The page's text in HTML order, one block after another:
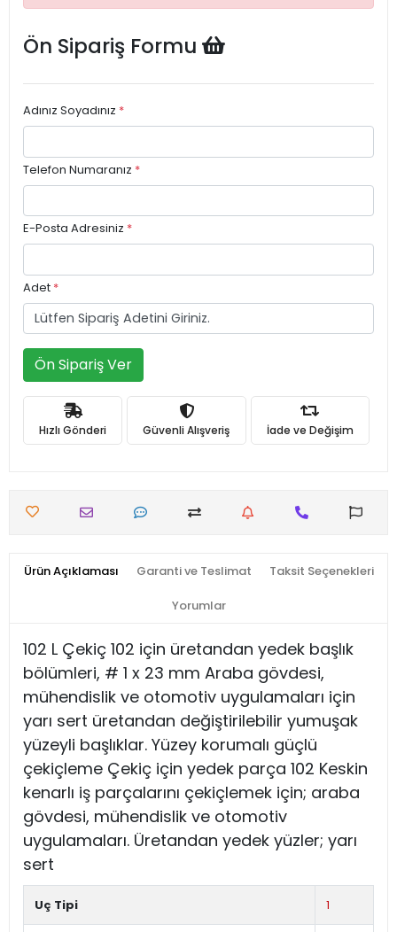
Ön Sipariş Formu
Adınız Soyadınız *
Telefon Numaranız *
E-Posta Adresiniz *
Adet *
Ön Sipariş Ver
Hızlı Gönderi Güvenli Alışveriş İade ve Değişim
Ürün Açıklaması Garanti ve Teslimat Taksit Seçenekleri
Yorumlar
102 L Çekiç 102 için üretandan yedek başlık
bölümleri, # 1 x 23 mm Araba gövdesi,
mühendislik ve otomotiv uygulamaları için
yarı sert üretandan değiştirilebilir yumuşak
yüzeyli başlıklar. Yüzey korumalı güçlü
çekiçleme Çekiç için yedek parça 102 Keskin
kenarlı iş parçalarını çekiçlemek için; araba
gövdesi, mühendislik ve otomotiv
uygulamaları. Üretandan yedek yüzler; yarı
sert
Uç Tipi 1